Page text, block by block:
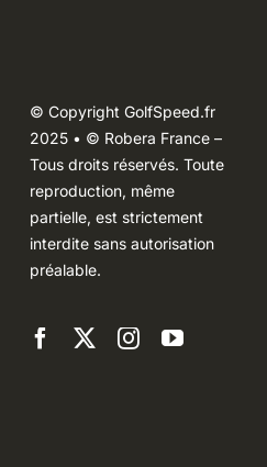
© Copyright GolfSpeed.fr
2025 • © Robera France –
Tous droits réservés. Toute
reproduction, même
partielle, est strictement
interdite sans autorisation
préalable.